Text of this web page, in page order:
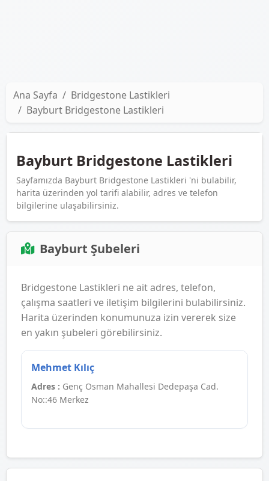
Ana Sayfa
Bridgestone Lastikleri
Bayburt Bridgestone Lastikleri
Bayburt Bridgestone Lastikleri
Sayfamızda Bayburt Bridgestone Lastikleri 'ni bulabilir,
harita üzerinden yol tarifi alabilir, adres ve telefon
bilgilerine ulaşabilirsiniz.
Bayburt Şubeleri
Bridgestone Lastikleri ne ait adres, telefon,
çalışma saatleri ve iletişim bilgilerini bulabilirsiniz.
Harita üzerinden konumunuza izin vererek size
en yakın şubeleri görebilirsiniz.
Mehmet Kılıç
Adres : Genç Osman Mahallesi Dedepaşa Cad.
No::46 Merkez